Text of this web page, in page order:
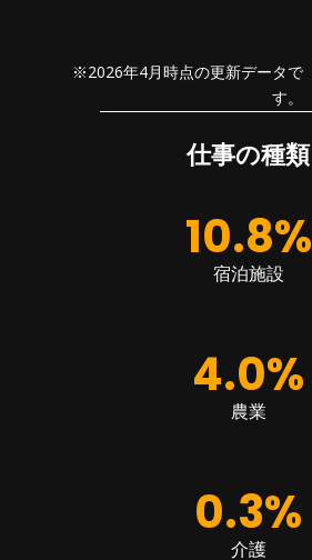
※2026年4月時点の更新データで
す。
仕事の種類
10.8%
宿泊施設
4.0%
農業
0.3%
介護